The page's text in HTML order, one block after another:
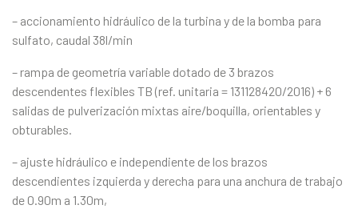
– accionamiento hidráulico de la turbina y de la bomba para
sulfato, caudal 38l/min
– rampa de geometría variable dotado de 3 brazos
descendentes flexibles TB (ref. unitaria = 131128420/2016) + 6
salidas de pulverización mixtas aire/boquilla, orientables y
obturables.
– ajuste hidráulico e independiente de los brazos
descendientes izquierda y derecha para una anchura de trabajo
de 0.90m a 1.30m,